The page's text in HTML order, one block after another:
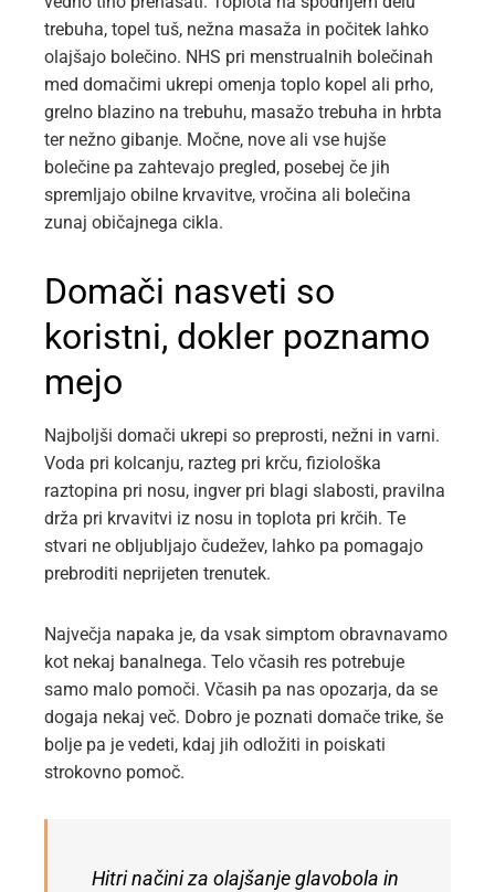
trebuha, topel tuš, nežna masaža in počitek lahko
olajšajo bolečino. NHS pri menstrualnih bolečinah
med domačimi ukrepi omenja toplo kopel ali prho,
grelno blazino na trebuhu, masažo trebuha in hrbta
ter nežno gibanje. Močne, nove ali vse hujše
bolečine pa zahtevajo pregled, posebej če jih
spremljajo obilne krvavitve, vročina ali bolečina
zunaj običajnega cikla.
Domači nasveti so
koristni, dokler poznamo
mejo
Najboljši domači ukrepi so preprosti, nežni in varni.
Voda pri kolcanju, razteg pri krču, fiziološka
raztopina pri nosu, ingver pri blagi slabosti, pravilna
drža pri krvavitvi iz nosu in toplota pri krčih. Te
stvari ne obljubljajo čudežev, lahko pa pomagajo
prebroditi neprijeten trenutek.
Največja napaka je, da vsak simptom obravnavamo
kot nekaj banalnega. Telo včasih res potrebuje
samo malo pomoči. Včasih pa nas opozarja, da se
dogaja nekaj več. Dobro je poznati domače trike, še
bolje pa je vedeti, kdaj jih odložiti in poiskati
strokovno pomoč.
Hitri načini za olajšanje glavobola in